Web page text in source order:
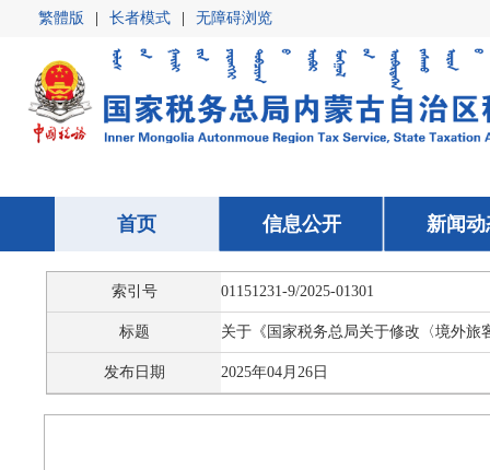
繁體版 长者模式 无障碍浏览
首页 信息公开 新闻动
首页 信息公开 新闻动
索引号 01151231-9/2025-01301
标题 关于《国家税务总局关于修改〈境外
发布日期 2025年04月26日